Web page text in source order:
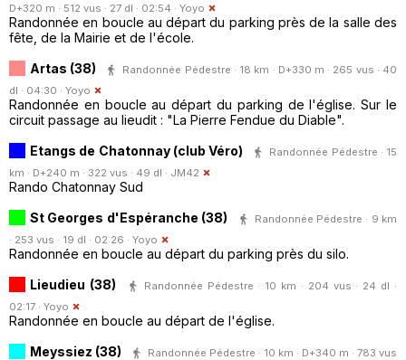
D+320 m · 512 vus · 27 dl · 02:54 · Yoyo
Randonnée en boucle au départ du parking près de la salle des
fête, de la Mairie et de l'école.
Artas (38)
Randonnée Pédestre · 18 km · D+330 m · 265 vus · 40
dl · 04:30 · Yoyo
Randonnée en boucle au départ du parking de l'église. Sur le
circuit passage au lieudit : "La Pierre Fendue du Diable".
Etangs de Chatonnay (club Véro)
Randonnée Pédestre · 15
km · D+240 m · 322 vus · 49 dl · JM42
Rando Chatonnay Sud
St Georges d'Espéranche (38)
Randonnée Pédestre · 9 km
· 253 vus · 19 dl · 02:26 · Yoyo
Randonnée en boucle au départ du parking près du silo.
Lieudieu (38)
Randonnée Pédestre · 10 km · 204 vus · 24 dl ·
02:17 · Yoyo
Randonnée en boucle au départ de l'église.
Meyssiez (38)
Randonnée Pédestre · 10 km · D+340 m · 783 vus